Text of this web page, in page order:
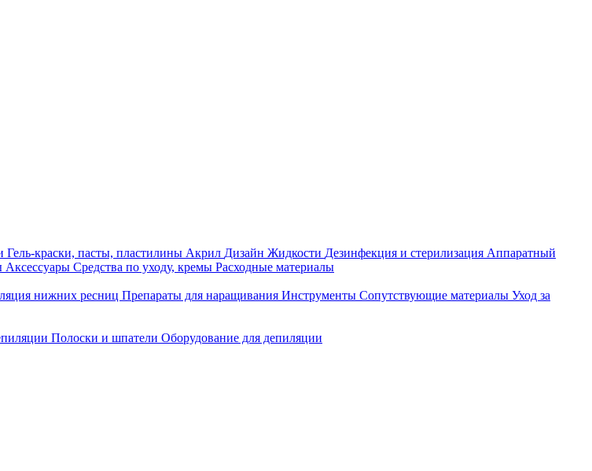
Гель-краски, пасты, пластилины Акрил Дизайн Жидкости Дезинфекция и стерилизация Аппаратный
Аксессуары Средства по уходу, кремы Расходные материалы
нижних ресниц Препараты для наращивания Инструменты Сопутствующие материалы Уход за
Полоски и шпатели Оборудование для депиляции